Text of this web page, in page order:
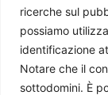
ricerche sul
possiamo
identificazione
Notare che il
sottodomini. È